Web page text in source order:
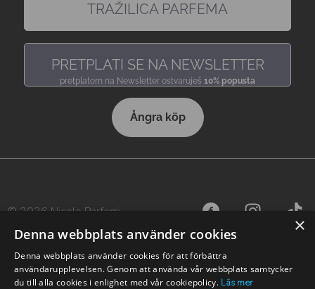
TRAŽILICA PARFEMA
PRETPLATI SE NA NEWSLETTER
pretplatom na Newsletter ostvaruješ 10% popusta
Ångra köp
© 2026 Nicole Parfemi
×
Denna webbplats använder cookies
Denna webbplats använder cookies för att förbättra
användarupplevelsen. Genom att använda vår webbplats samtycker
du till alla cookies i enlighet med vår cookiepolicy. Läs mer